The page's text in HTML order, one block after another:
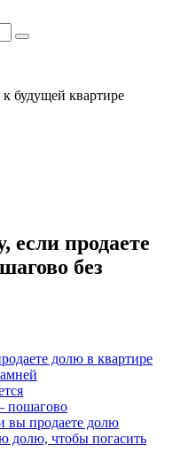
будущей квартире
если продаете
без
долю в квартире
пошагово
вы продаете долю
долю, чтобы погасить